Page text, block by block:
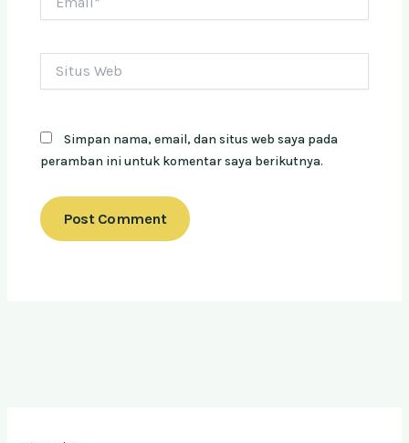
Web
Simpan nama, email, dan situs web saya pada
peramban ini untuk komentar saya berikutnya.